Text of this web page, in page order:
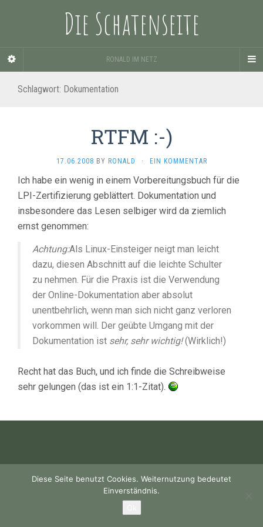
Die Schatenseite
RONALD IM NETZ
Schlagwort: Dokumentation
RTFM :-)
17.06.2008 BY RONALD · EIN KOMMENTAR
Ich habe ein wenig in einem Vorbereitungsbuch für die
LPI-Zertifizierung geblättert. Dokumentation und
insbesondere das Lesen selbiger wird da ziemlich
ernst genommen:
Achtung:Als Linux-Einsteiger neigt man leicht
dazu, diesen Abschnitt auf die leichte Schulter
zu nehmen. Für die Praxis ist die Verwendung
der Online-Dokumentation aber absolut
unentbehrlich, wenn man sich nicht ganz verloren
vorkommen will. Der geübte Umgang mit der
Dokumentation ist sehr, sehr wichtig!(Wirklich!)
Recht hat das Buch, und ich finde die Schreibweise
sehr gelungen (das ist ein 1:1-Zitat).
Diese Seite benutzt Cookies. Weiternutzung bedeutet
Einverständnis.